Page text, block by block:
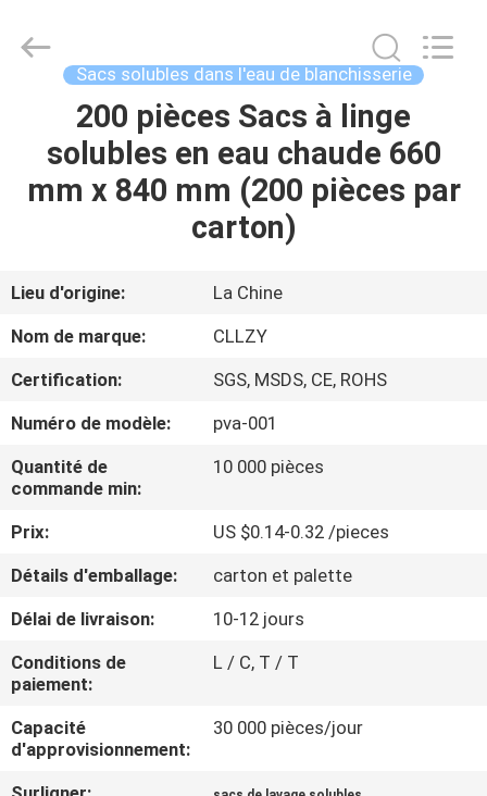
MAISON
À
PROPOS
NOUS
DE
L'USINE
CONTRÔLE
DE
LA
QUALITÉ
Greencradleland
Macromolecule
Sacs solubles dans l'eau de blanchisserie
200 pièces Sacs à linge
solubles en eau chaude 660
mm x 840 mm (200 pièces par
carton)
Lieu d'origine:
La Chine
Nom de marque:
CLLZY
Certification:
SGS, MSDS, CE, ROHS
Numéro de modèle:
pva-001
Quantité de
commande min:
10 000 pièces
Prix:
US $0.14-0.32 /pieces
Détails d'emballage:
carton et palette
Délai de livraison:
10-12 jours
Conditions de
paiement:
L / C, T / T
Capacité
d'approvisionnement:
30 000 pièces/jour